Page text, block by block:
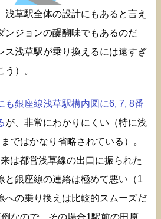
浅草駅全体の設計にもあると言え
ンジョンの醍醐味でもあるのだ
ス浅草駅が乗り換えるには遠すぎ
）。
も銀座線浅草駅構内図に6, 7, 8番
が、非常にわかりにくい（特に浅
ではかなり省略されている）。
は都営浅草線の出口に振られた
と銀座線の連絡は極めて悪い（1
への乗り換えは比較的スムーズだ